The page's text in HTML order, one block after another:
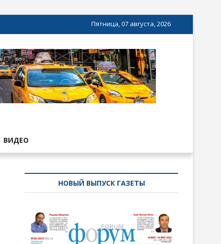
Пятница, 07 августа, 2026
ВИДЕО
НОВЫЙ ВЫПУСК ГАЗЕТЫ